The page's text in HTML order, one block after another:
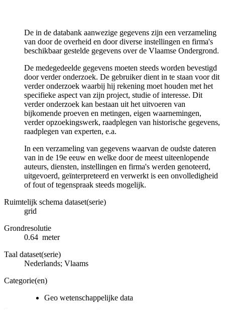
De in de databank aanwezige gegevens zijn een verzameling
van door de overheid en door diverse instellingen en firma's
beschikbaar gestelde gegevens over de Vlaamse Ondergrond.
De medegedeelde gegevens moeten steeds worden bevestigd
door verder onderzoek. De gebruiker dient in te staan voor dit
verder onderzoek waarbij hij rekening moet houden met het
specifieke aspect van zijn project, studie of interesse. Dit
verder onderzoek kan bestaan uit het uitvoeren van
bijkomende proeven en metingen, eigen waarnemingen,
verder opzoekingswerk, raadplegen van historische gegevens,
raadplegen van experten, e.a.
In een verzameling van gegevens waarvan de oudste dateren
van in de 19e eeuw en welke door de meest uiteenlopende
auteurs, diensten, instellingen en firma's werden genoteerd,
uitgevoerd, geïnterpreteerd en verwerkt is een onvolledigheid
of fout of tegenspraak steeds mogelijk.
Ruimtelijk schema dataset(serie)
grid
Grondresolutie
0.64 meter
Taal dataset(serie)
Nederlands; Vlaams
Categorie(en)
Geo wetenschappelijke data